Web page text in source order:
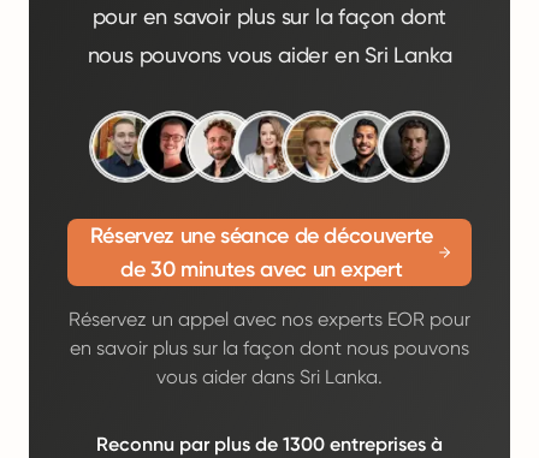
pour en savoir plus sur la façon dont
nous pouvons vous aider en Sri Lanka
Réservez une séance de découverte
de 30 minutes avec un expert
Réservez un appel avec nos experts EOR pour
en savoir plus sur la façon dont nous pouvons
vous aider dans Sri Lanka.
Reconnu par plus de 1300 entreprises à